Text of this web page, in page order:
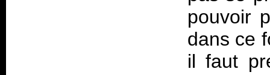
pouvoir
dans ce
il faut